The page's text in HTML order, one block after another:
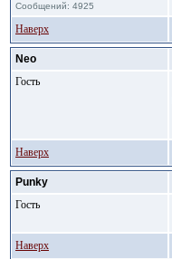
Сообщений: 4925
Наверх
Neo
Гость
Наверх
Punky
Гость
Наверх